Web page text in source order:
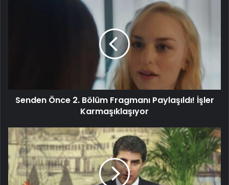
Senden Önce 2. Bölüm Fragmanı Paylaşıldı! İşler
Karmaşıklaşıyor